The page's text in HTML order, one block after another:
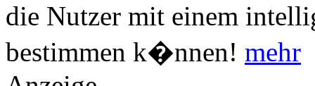
die Nutzer mit einem
bestimmen k�nnen! mehr